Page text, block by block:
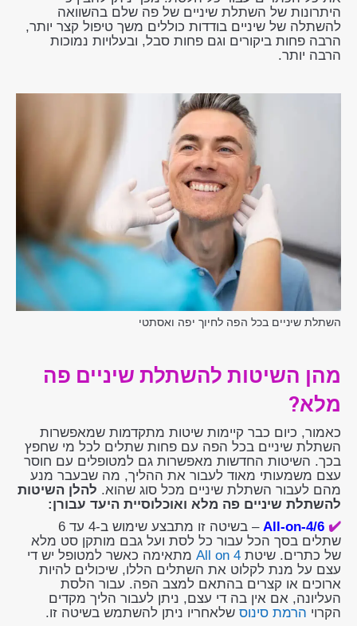
היתרונות של השתלת שיניים של פה שלם בהשוואה
להשתלה של שיניים בודדות כוללים משך טיפול קצר יותר,
הרבה פחות ביקורים וגם פחות סבל, ובעלויות נמוכות
הרבה יותר.
השתלת שיניים בכל הפה לחיוך יפה ואסתטי
מהן השיטות להשתלת שיניים פה
מלא?
כאמור, כיום כבר קיימות שיטות מתקדמות שמאפשרות
השתלת שיניים בכל הפה עם פחות שתלים לכל מי שחפץ
בכך. השיטות החדשות מאפשרות גם למטופלים עם חוסר
עצם משמעותי מאוד לעבור את ההליך, מה שבעבר מנע
מהם לעבור השתלת שיניים מכל סוג שהוא. להלן השיטות
להשתלת שיניים פה מלא ואוכלוסיית היעד עבורן:
✔️
All-on-4/6
– בשיטה זו מתבצע שימוש ב-4 עד 6
שתלים בסך הכל עבור כל לסת ועל גבם מותקן סט מלא
של כתרים. שיטת
מתאימה כאשר למטופל יש די
עצם על מנת לקלוט את השתלים הללו, שיכולים להיות
ארוכים או קצרים בהתאם למצב הפה. עבור הלסת
העליונה, אם אין בה די עצם, ניתן לעבור הליך מקדים
הקרוי הרמת סינוס שלאחריו ניתן להשתמש בשיטה זו.